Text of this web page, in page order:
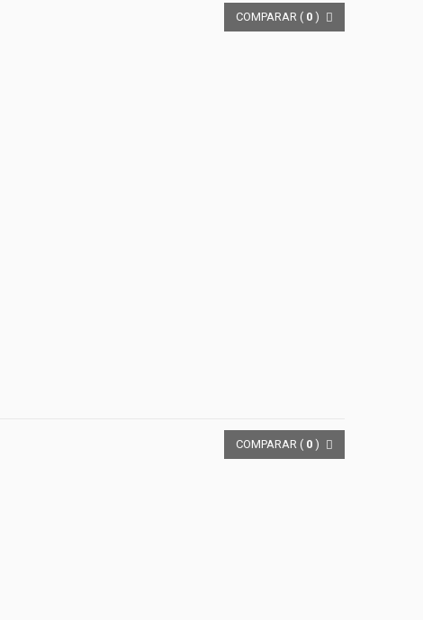
COMPARAR ( 0 )
COMPARAR ( 0 )